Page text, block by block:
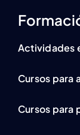
Actividades
Cursos para
Cursos para